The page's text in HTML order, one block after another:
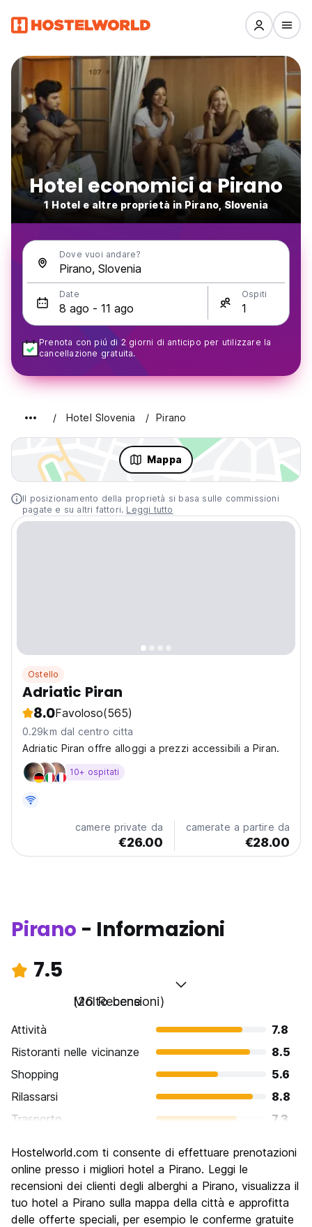
Hotel economici a Pirano
1 Hotel e altre proprietà in Pirano, Slovenia
Dove vuoi andare?
Date Ospiti
Prenota con piú di 2 giorni di anticipo per utilizzare la
cancellazione gratuita.
Hotel Slovenia Pirano
Mappa
Il posizionamento della proprietà si basa sulle commissioni
pagate e su altri fattori. Leggi tutto
Ostello
Adriatic Piran
8.0Favoloso(565)
0.29km dal centro citta
Adriatic Piran offre alloggi a prezzi accessibili a Piran.
10+ ospitati
camere private da
€26.00
camerate a partire da
€28.00
Pirano - Informazioni
7.5
Molto bene
(26 Recensioni)
Attività
7.8
Ristoranti nelle vicinanze
8.5
Shopping
5.6
Rilassarsi
8.8
Trasporto
7.3
Luoghi di interesse culturale
Festa / Vita notturna
6.0
Qualita' Prezzo
7.5
Hostelworld.com ti consente di effettuare prenotazioni
online presso i migliori hotel a Pirano. Leggi le
recensioni dei clienti degli alberghi a Pirano, visualizza il
tuo hotel a Pirano sulla mappa della città e approfitta
delle offerte speciali, per esempio le conferme gratuite